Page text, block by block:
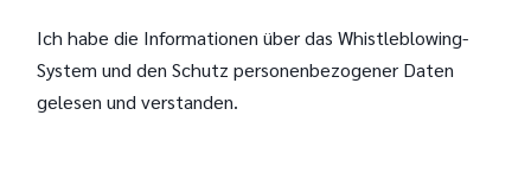
Ich habe die Informationen über das Whistleblowing-
System und den Schutz personenbezogener Daten
gelesen und verstanden.